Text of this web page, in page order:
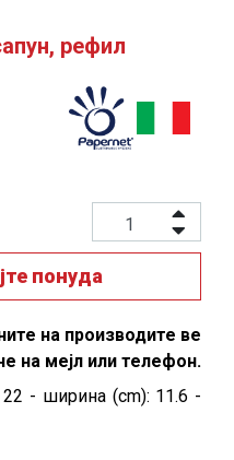
рефил
понуда
на производите ве
на мејл или телефон.
- ширина (cm): 11.6 -